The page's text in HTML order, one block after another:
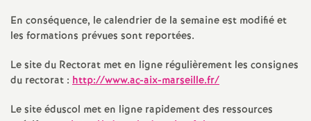
r
é
En conséquence, le calendrier de la semaine est modifié et
les formations prévues sont reportées.
Le site du Rectorat met en ligne régulièrement les consignes
du rectorat : http://www.ac-aix-marseille.fr/
Le site éduscol met en ligne rapidement des ressources